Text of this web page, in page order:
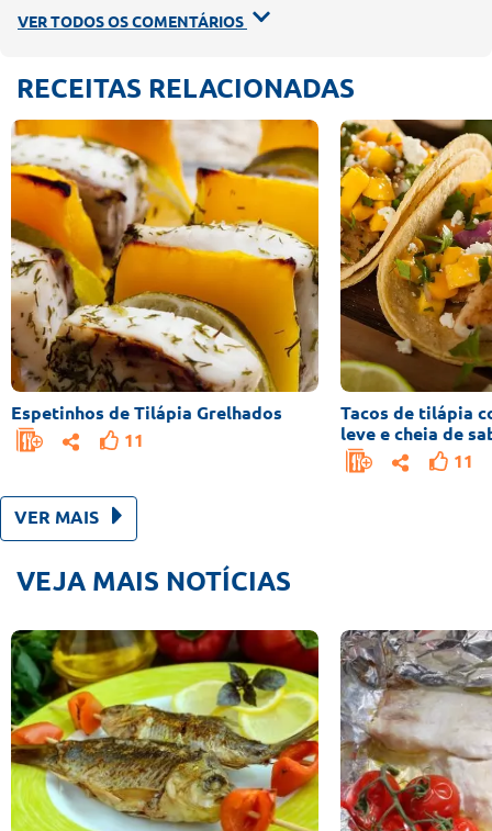
VER TODOS OS COMENTÁRIOS
RECEITAS RELACIONADAS
Espetinhos de Tilápia Grelhados
11
Tacos de tilápia
leve e cheia de
11
VER MAIS
VEJA MAIS NOTÍCIAS